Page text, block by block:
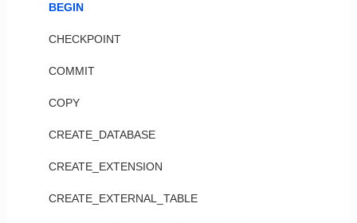
BEGIN
CHECKPOINT
COMMIT
COPY
CREATE_DATABASE
CREATE_EXTENSION
CREATE_EXTERNAL_TABLE